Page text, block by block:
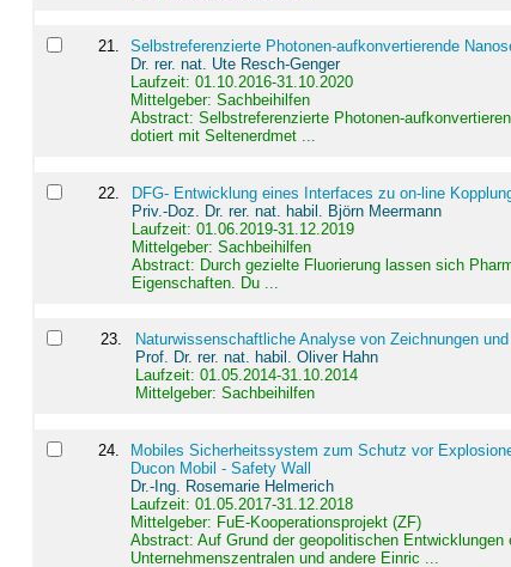
21.
Selbstreferenzierte Photonen-aufkonvertierende
Dr. rer. nat. Ute Resch-Genger
Laufzeit: 01.10.2016-31.10.2020
Mittelgeber: Sachbeihilfen
Abstract:Selbstreferenzierte Photonen-
dotiert mit Seltenerdmet ...
22
DFG- Entwicklung eines Interfaces zu on-line
Priv.-Doz. Dr. rer. nat. habil. Björn Meermann
Laufzeit: 01.06.2019-31.12.2019
Mittelgeber: Sachbeihilfen
Abstract: Durch gezielte Fluorierung lassen sich
Eigenschaften. Du ...
23.
Naturwissenschaftliche Analyse von Zeichnungen
Prof. Dr. rer. nat. habil. Oliver Hahn
Laufzeit: 01.05.2014-31.10.2014
Mittelgeber: Sachbeihilfen
24.
Mobiles Sicherheitssystem zum Schutz vor
Ducon Mobil - Safety Wall
Dr.-Ing. Rosemarie Helmerich
Laufzeit: 01.05.2017-31.12.2018
Mittelgeber: FuE-Kooperationsprojekt (ZF)
Abstract:Auf Grund der geopolitischen
Unternehmenszentralen und andere Einric ...